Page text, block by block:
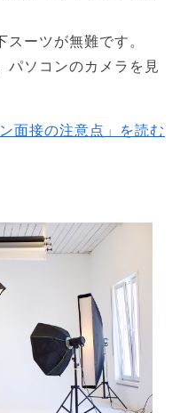
ーツが無難です。
パソコンのカメラを見
面接の注意点」を読む